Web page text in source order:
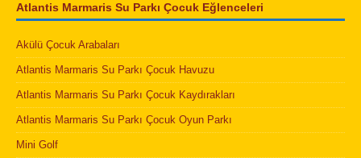
Atlantis Marmaris Su Parkı Çocuk Eğlenceleri
Akülü Çocuk Arabaları
Atlantis Marmaris Su Parkı Çocuk Havuzu
Atlantis Marmaris Su Parkı Çocuk Kaydırakları
Atlantis Marmaris Su Parkı Çocuk Oyun Parkı
Mini Golf